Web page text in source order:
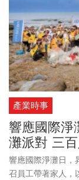
產業時事
響應國際淨
灘派對 三
響應國際淨灘日，
召員工帶著家人，